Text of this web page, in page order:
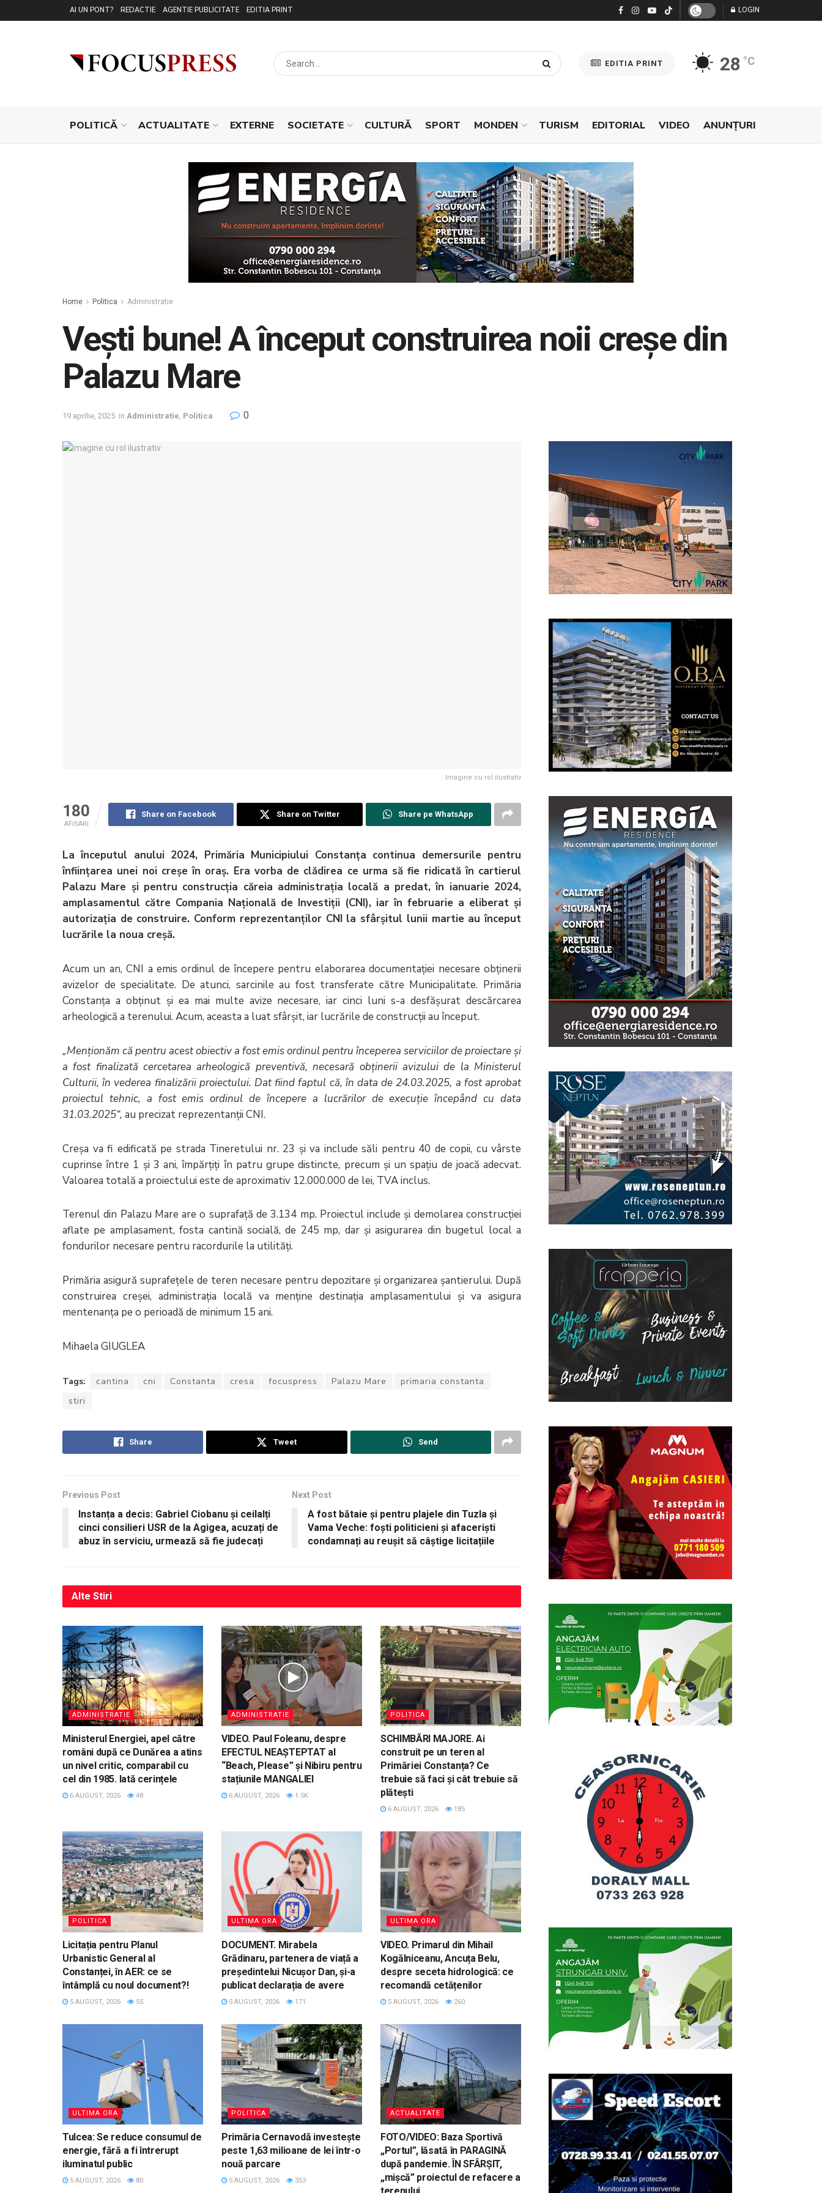
AI UN PONT? REDACTIE AGENTIE PUBLICITATE EDITIA PRINT LOGIN
EDITIA PRINT 28 °C
POLITICĂ ACTUALITATE EXTERNE SOCIETATE CULTURĂ SPORT MONDEN TURISM EDITORIAL VIDEO ANUNŢURI
Home Politica Administratie
Vești bune! A început construirea noii creșe din
Palazu Mare
19 aprilie, 2025 in Administratie, Politica 0
Imagine cu rol ilustrativ
180
AFISARI
Share on Facebook Share on Twitter Share pe WhatsApp
La începutul anului 2024, Primăria Municipiului Constanța continua demersurile pentru
înființarea unei noi creșe în oraș. Era vorba de clădirea ce urma să fie ridicată în cartierul
Palazu Mare și pentru construcția căreia administrația locală a predat, în ianuarie 2024,
amplasamentul către Compania Națională de Investiții (CNI), iar în februarie a eliberat și
autorizația de construire. Conform reprezentanților CNI la sfârșitul lunii martie au început
lucrările la noua creșă.
Acum un an, CNI a emis ordinul de începere pentru elaborarea documentației necesare obținerii
avizelor de specialitate. De atunci, sarcinile au fost transferate către Municipalitate. Primăria
Constanța a obținut și ea mai multe avize necesare, iar cinci luni s-a desfășurat descărcarea
arheologică a terenului. Acum, aceasta a luat sfârșit, iar lucrările de construcții au început.
„Menţionăm că pentru acest obiectiv a fost emis ordinul pentru începerea serviciilor de proiectare şi
a fost finalizată cercetarea arheologică preventivă, necesară obţinerii avizului de la Ministerul
Culturii, în vederea finalizării proiectului. Dat fiind faptul că, în data de 24.03.2025, a fost aprobat
proiectul tehnic, a fost emis ordinul de începere a lucrărilor de execuţie începând cu data
31.03.2025“, au precizat reprezentanții CNI.
Creșa va fi edificată pe strada Tineretului nr. 23 și va include săli pentru 40 de copii, cu vârste
cuprinse între 1 și 3 ani, împărțiți în patru grupe distincte, precum și un spațiu de joacă adecvat.
Valoarea totală a proiectului este de aproximativ 12.000.000 de lei, TVA inclus.
Terenul din Palazu Mare are o suprafață de 3.134 mp. Proiectul include și demolarea construcției
aflate pe amplasament, fosta cantină socială, de 245 mp, dar și asigurarea din bugetul local a
fondurilor necesare pentru racordurile la utilități.
Primăria asigură suprafețele de teren necesare pentru depozitare și organizarea șantierului. După
construirea creșei, administrația locală va menține destinația amplasamentului și va asigura
mentenanța pe o perioadă de minimum 15 ani.
Mihaela GIUGLEA
Tags: cantina cni Constanta cresa focuspress Palazu Mare
primaria constanta
stiri
Share Tweet Send
Previous Post
Instanța a decis: Gabriel Ciobanu și ceilalți
cinci consilieri USR de la Agigea, acuzați de
abuz în serviciu, urmează să fie judecați
Next Post
A fost bătaie și pentru plajele din Tuzla și
Vama Veche: foști politicieni și afaceriști
condamnați au reușit să câștige licitațiile
Alte Stiri
ADMINISTRATIE
Ministerul Energiei, apel către
români după ce Dunărea a atins
un nivel critic, comparabil cu
cel din 1985. Iată cerințele
6 AUGUST, 2026 48
ADMINISTRATIE
VIDEO. Paul Foleanu, despre
EFECTUL NEAȘTEPTAT al
“Beach, Please” și Nibiru pentru
stațiunile MANGALIEI
6 AUGUST, 2026 1.5K
POLITICA
SCHIMBĂRI MAJORE. Ai
construit pe un teren al
Primăriei Constanța? Ce
trebuie să faci și cât trebuie să
plătești
6 AUGUST, 2026 185
POLITICA
Licitația pentru Planul
Urbanistic General al
Constanței, în AER: ce se
întâmplă cu noul document?!
5 AUGUST, 2026 55
ULTIMA ORA
DOCUMENT. Mirabela
Grădinaru, partenera de viață a
președintelui Nicușor Dan, și-a
publicat declarația de avere
5 AUGUST, 2026 171
ULTIMA ORA
VIDEO. Primarul din Mihail
Kogălniceanu, Ancuța Belu,
despre seceta hidrologică: ce
recomandă cetățenilor
5 AUGUST, 2026 260
ULTIMA ORA
Tulcea: Se reduce consumul de
energie, fără a fi întrerupt
iluminatul public
5 AUGUST, 2026 80
POLITICA
Primăria Cernavodă investește
peste 1,63 milioane de lei într-o
nouă parcare
5 AUGUST, 2026 353
ACTUALITATE
FOTO/VIDEO: Baza Sportivă
„Portul”, lăsată în PARAGINĂ
după pandemie. ÎN SFÂRȘIT,
„mișcă” proiectul de refacere a